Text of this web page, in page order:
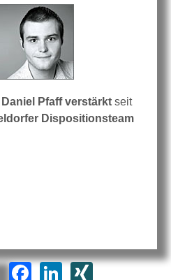
Daniel Pfaff verstärkt seit
Dispositionsteam
F
Li XI